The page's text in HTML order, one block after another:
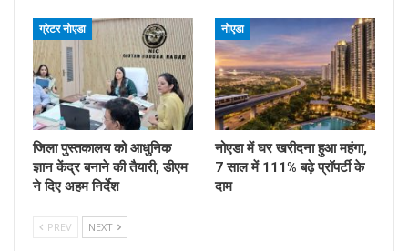
ग्रेटर नोएडा
जिला पुस्तकालय को आधुनिक
ज्ञान केंद्र बनाने की तैयारी, डीएम
ने दिए अहम निर्देश
नोएडा
नोएडा में घर खरीदना हुआ महंगा,
7 साल में 111% बढ़े प्रॉपर्टी के
दाम
PREV NEXT